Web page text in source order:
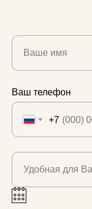
Ваше имя
Ваш телефон
+7
Удобная для